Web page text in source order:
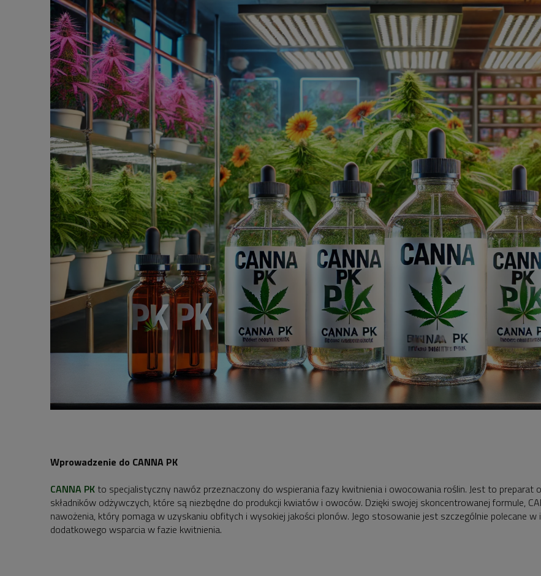
Wprowadzenie do CANNA PK
CANNA PK to specjalistyczny nawóz przeznaczony do wspierania fazy kwitnienia i owocowania roślin. Jest to
składników odżywczych, które są niezbędne do produkcji kwiatów i owoców. Dzięki swojej skoncentrowanej formule,
nawożenia, który pomaga w uzyskaniu obfitych i wysokiej jakości plonów. Jego stosowanie jest szczególnie polecane
dodatkowego wsparcia w fazie kwitnienia.